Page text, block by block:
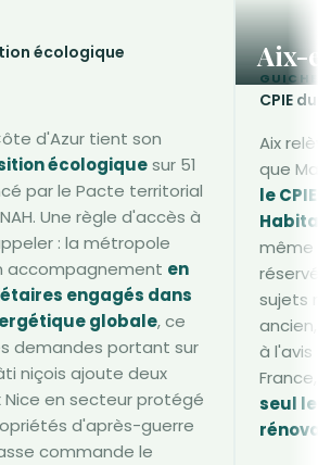
écologique
d'Azur tient son
écologiquesur 51
par le Pacte territorial
Une règle d'accès à
: la métropole
accompagnement en
engagés dans
globale, ce
demandes portant sur
niçois ajoute deux
Nice en secteur protégé
d'après-guerre
commande le
Aix-
CPIE
Aix
que
le
même
sujets
à
seul